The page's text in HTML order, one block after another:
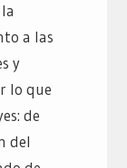
a las
y
lo que
de
del